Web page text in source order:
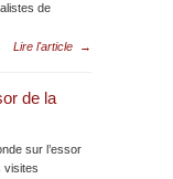
de
Lire l'article
→
de la
sur l’essor
visites